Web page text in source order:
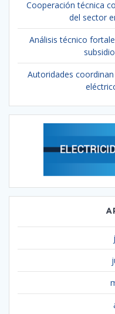
Cooperación técnica
del sector
Análisis técnico
Autoridades